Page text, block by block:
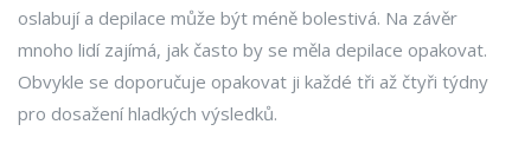
oslabují a depilace může být méně bolestivá. Na závěr
mnoho lidí zajímá, jak často by se měla depilace opakovat.
Obvykle se doporučuje opakovat ji každé tři až čtyři týdny
pro dosažení hladkých výsledků.